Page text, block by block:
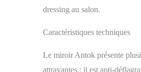
dressing au salon.
Caractéristiques techniques
Le miroir Antok présente
attrayantes : il est anti-